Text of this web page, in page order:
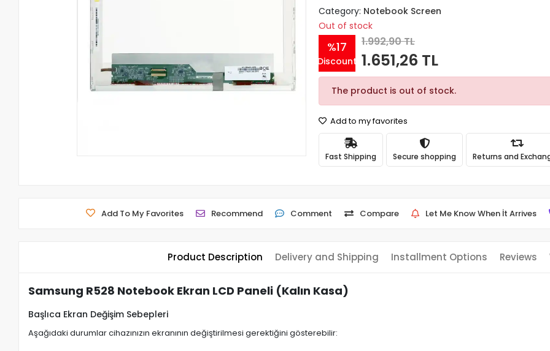
Category: Notebook Screen
Out of stock
%17
Discount
1.992,90 TL
1.651,26 TL
The product is out of stock.
Add to my favorites
Fast Shipping Secure shopping Returns and
Add To My Favorites Recommend Comment Compare Let Me Know When İt Arrives
Product Description Delivery and Shipping Installment Options Reviews
Samsung R528 Notebook Ekran LCD Paneli (Kalın Kasa)
Başlıca Ekran Değişim Sebepleri
Aşağıdaki durumlar cihazınızın ekranının değiştirilmesi gerektiğini gösterebilir: